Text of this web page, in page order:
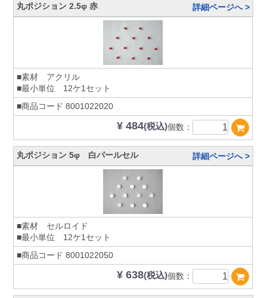
丸ポジション 2.5φ 赤 詳細ページへ >
■素材 アクリル
■最小単位 12ケ1セット
■商品コード 8001022020
¥ 484(税込)個数：
丸ポジション 5φ 白パールセル 詳細ページへ >
■素材 セルロイド
■最小単位 12ケ1セット
■商品コード 8001022050
¥ 638(税込)個数：